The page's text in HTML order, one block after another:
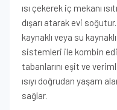
ısı çekerek iç mekanı
dışarı atarak evi
kaynaklı veya su
sistemleri ile kombin
tabanlarını eşit ve
ısıyı doğrudan yaşam
sağlar.